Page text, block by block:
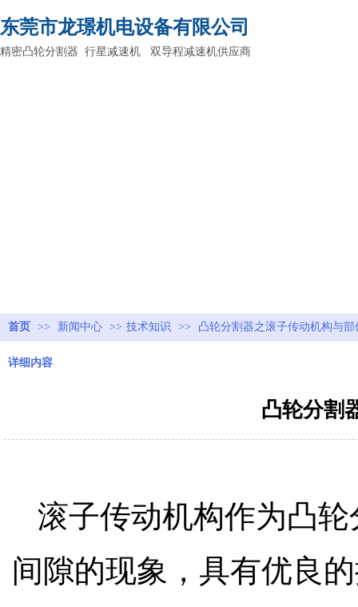
东莞市龙璟机电设备有限公司
精密凸轮分割器 行星减速机 双导程减速机供应商
首页 >> 新闻中心 >> 技术知识 >> 凸轮分割器之滚子传动机构与
详细内容
凸轮分割
滚子传动机构作为凸
间隙的现象，具有优良